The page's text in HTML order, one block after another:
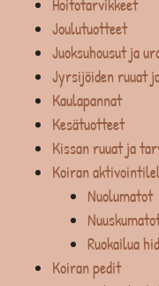
Hoitotarvikkeet
Joulutuotteet
Juoksuhousut ja
Jyrsijöiden ruuat
Kaulapannat
Kesätuotteet
Kissan ruuat ja
Koiran
Nuolumatot
Ruokailua
Koiran pedit